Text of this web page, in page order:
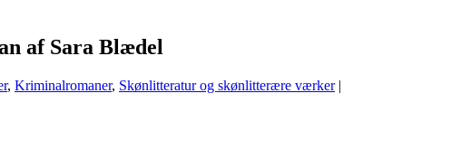
af Sara Blædel
, Kriminalromaner, Skønlitteratur og skønlitterære værker|